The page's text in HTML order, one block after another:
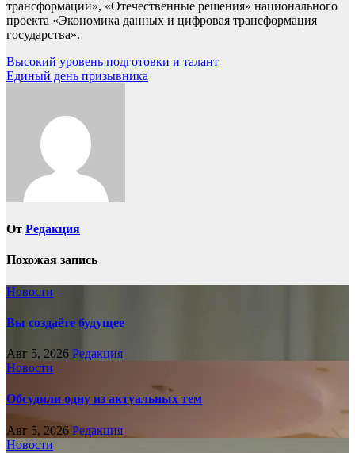
трансформации», «Отечественные решения» национального
проекта «Экономика данных и цифровая трансформация
государства».
Навигация
по
Высокий уровень подготовки и талант
Единый день призывника
От Редакция
Похожая запись
Новости
Вы создаёте будущее
Авг 5, 2026 Редакция
Новости
Обсудили одну из актуальных тем
Авг 5, 2026 Редакция
Новости